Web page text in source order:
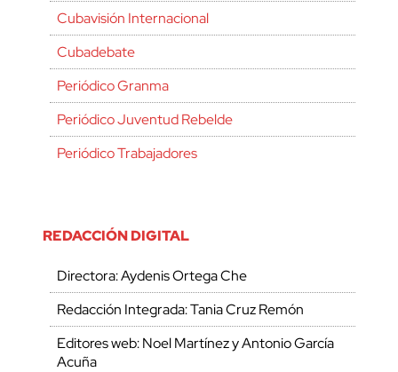
Cubavisión Internacional
Cubadebate
Periódico Granma
Periódico Juventud Rebelde
Periódico Trabajadores
REDACCIÓN DIGITAL
Directora: Aydenis Ortega Che
Redacción Integrada: Tania Cruz Remón
Editores web: Noel Martínez y Antonio García
Acuña